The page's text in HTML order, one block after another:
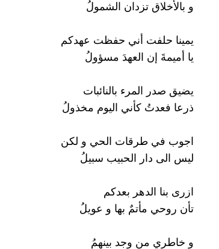
و بالأخلاق تزدان الشمولُ
يمينا حلفت أني حفظت عهدكم
يا أميمةَ إن العهدَ مسؤولُ
يضيق صدر المرء بالنائبات
ذرعا فعدتُ كأني اليوم مخذولُ
اجوب في طرقات الحي و لكن
ليس الى دار الحبيب سبيلُ
ازرى بنا الدهر بعدكم
تأن روحي مأتمٌ بها و عويلُ
و خاطري من وجد بينهمُ